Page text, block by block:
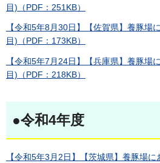
目)（PDF：251KB）
【令和5年8月30日】【佐賀県】養豚場
目)（PDF：173KB）
【令和5年7月24日】【兵庫県】養豚場
目)（PDF：218KB）
●令和4年度
【令和5年3月2日】【茨城県】養豚場